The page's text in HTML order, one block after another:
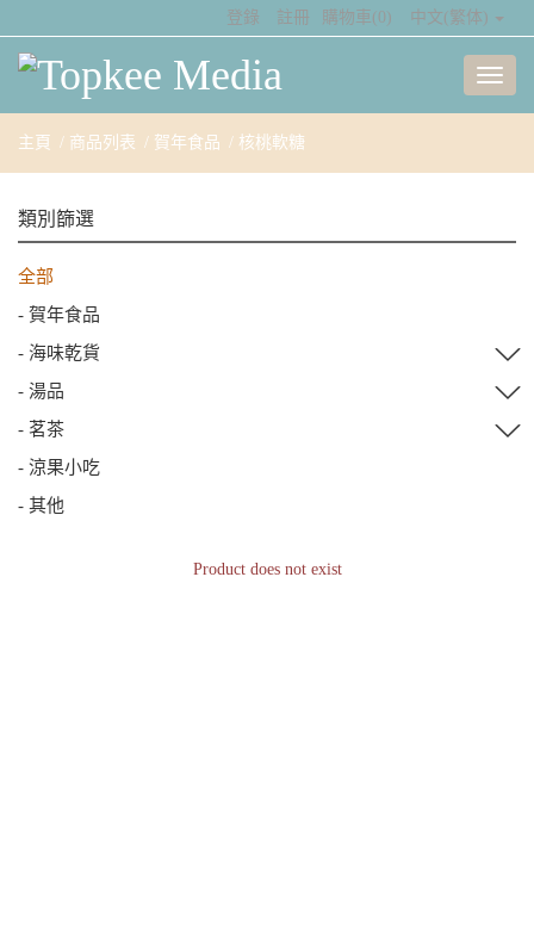
登錄 註冊 購物車( 0 ) 中文(繁体)
主頁 商品列表 賀年食品 核桃軟糖
類別篩選
全部
- 賀年食品
∨
- 海味乾貨
∨
- 湯品
∨
- 茗茶
- 涼果小吃
- 其他
Product does not exist